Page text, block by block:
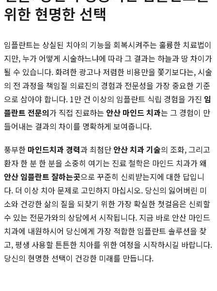
위한 현명한 선택
임플란트는 상실된 치아의 기능을 회복시켜주는 훌륭한 치료법이
지만, 누가 어떻게 시술하느냐에 따라 그 결과는 하늘과 땅 차이가
될 수 있습니다. 화려한 광고나 저렴한 비용만을 쫓기보다는, 시술
의 전 과정을 책임질 의료진의 경험과 전문성을 가장 중요한 기준
으로 삼아야 합니다. 1만 건 이상의 임플란트 식립 경험을 가진 임
플란트 전문의가 직접 진료하는 안산 마인드 치과는 그 경험이 만
들어내는 결과의 차이를 명확하게 보여줍니다.
풍부한 마인드치과 경력과 최첨단 안산 치과 기술의 조화, 그리고
환자 한 분 한 분을 소중히 여기는 진료 철학은 마인드 치과가 왜
안산 임플란트 잘하는곳으로 꾸준히 신뢰받는지에 대한 답입니
다. 더 이상 치아 문제로 고민하지 마십시오. 당신의 잃어버린 미
소와 건강한 삶의 질을 되찾기 위한 가장 확실한 첫걸음은 신뢰할
수 있는 전문가와의 상담에서 시작됩니다. 지금 바로 안산 마인드
치과에 내원하시어 당신에게 가장 적합한 임플란트 솔루션을 찾
고, 평생 사용할 튼튼한 치아를 위한 여정을 시작하시길 바랍니다.
당신의 현명한 선택이 건강한 미래를 만듭니다.